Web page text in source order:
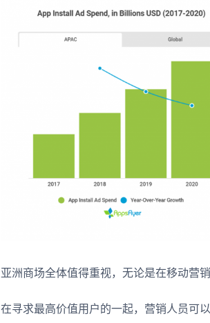
亚洲商场全体值得重视，无论是在移动营
在寻求最高价值用户的一起，营销人员可